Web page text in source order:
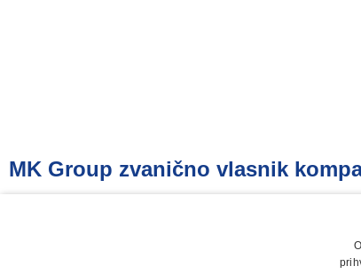
MK Group zvanično vlasnik